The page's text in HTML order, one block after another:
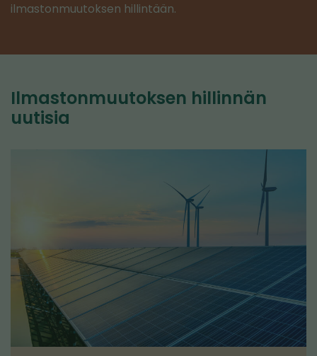
ilmastonmuutoksen hillintään.
Ilmastonmuutoksen hillinnän
uutisia